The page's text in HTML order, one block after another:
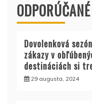
Dovolenková
zákazy v
destináciách si
29 augusta, 2024